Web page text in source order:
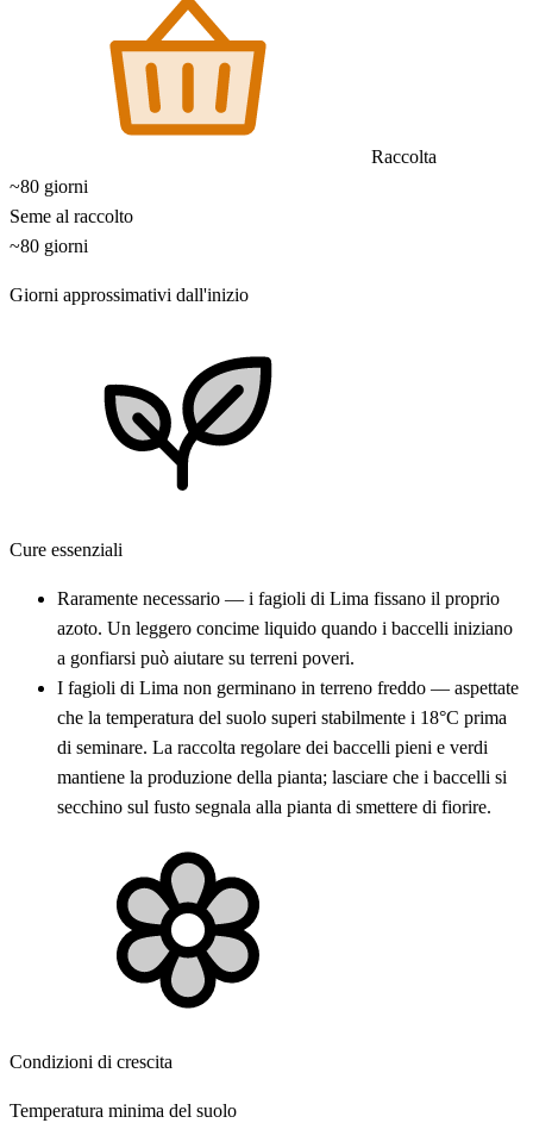
Raccolta
~80 giorni
Seme al raccolto
~80 giorni
Giorni approssimativi dall'inizio
Cure essenziali
Raramente necessario — i fagioli di Lima fissano il proprio
azoto. Un leggero concime liquido quando i baccelli iniziano
a gonfiarsi può aiutare su terreni poveri.
I fagioli di Lima non germinano in terreno freddo — aspettate
che la temperatura del suolo superi stabilmente i 18°C prima
di seminare. La raccolta regolare dei baccelli pieni e verdi
mantiene la produzione della pianta; lasciare che i baccelli si
secchino sul fusto segnala alla pianta di smettere di fiorire.
Condizioni di crescita
Temperatura minima del suolo